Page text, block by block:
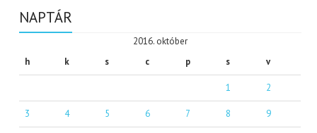
NAPTÁR
2016. október
h
k s c p s v
1 2
3 4 5 6 7 8 9